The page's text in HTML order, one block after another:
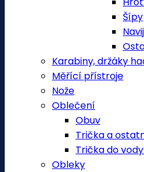
Šípy
Karabiny, držáky
Měřící přístroje
Nože
Oblečení
Obuv
Trička a
Trička do vody
Obleky